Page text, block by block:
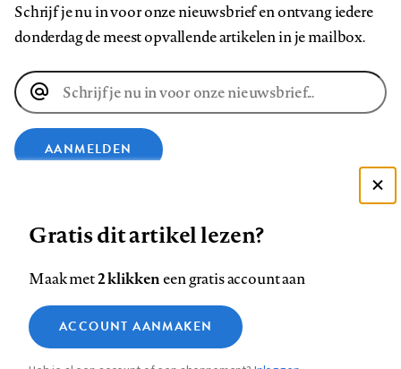
Schrijf je nu in voor onze nieuwsbrief en ontvang iedere
donderdag de meest opvallende artikelen in je mailbox.
E-
mailadres
AANMELDEN
op
Facebook
op
LinkedIn
op
Bluesky
ons
op
InstagramYouTube
Footer
Contact Colofon Disclaimer Privacy
Medische vragen verdienen
betrouwbare antwoorden
Zie onze cookie policy
Analytische cookies
Gratis dit artikel lezen?
Maak met2 klikkeneen gratis account aan
ACCOUNT AANMAKEN